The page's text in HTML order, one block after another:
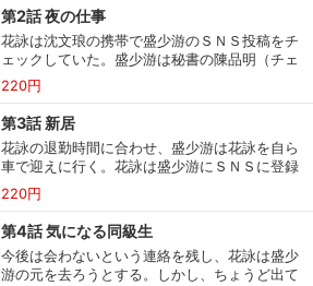
ン・ウェンラン）もまたＳ級アルファだが、オ
メガ嫌いだった。沈文琅の同級生で秘書の高途
（ガオ・トゥー）と新人秘書の花詠（ホワ・ヨ
ン）は、沈文琅を訪ねてきた盛少游と対面す
る。性別の違う彼らの抱く恋心の行方は…？
第2話 夜の仕事
花詠は沈文琅の携帯で盛少游のＳＮＳ投稿をチ
ェックしていた。盛少游は秘書の陳品明（チェ
ン・ピンミン）に対し、フェロモン腺がんの薬
の開発が進まない焦りをぶつける。そんな中、
友人の李柏橋（リー・ボーチャオ）から、薬の
研究開発でリードしているＸ社の代表がナイト
クラブに現れるという情報が。盛少游は李柏橋
に会いに行くが、その頃花詠も店内にいて…。
220円
第3話 新居
花詠の退勤時間に合わせ、盛少游は花詠を自ら
車で迎えに行く。花詠は盛少游にＳＮＳに登録
してもいいか尋ねる。花詠の様子が常に気にな
る盛少游は…？互いに連絡を取り合うことが増
えたある日、花詠が住んでる家から退去させら
れると聞き、盛少游は条件のいい引っ越しを提
案する。遠慮がちな様子の花詠だったが…。
220円
第4話 気になる同級生
今後は会わないという連絡を残し、花詠は盛少
游の元を去ろうとする。しかし、ちょうど出て